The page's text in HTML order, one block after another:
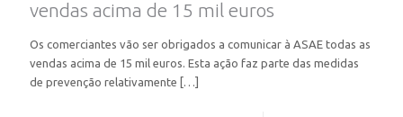
vendas acima de 15 mil euros
Os comerciantes vão ser obrigados a comunicar à ASAE todas as
vendas acima de 15 mil euros. Esta ação faz parte das medidas
de prevenção relativamente […]